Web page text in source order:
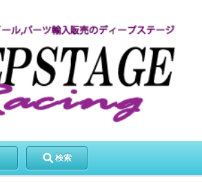
検索